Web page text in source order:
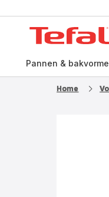
Pannen &
Home